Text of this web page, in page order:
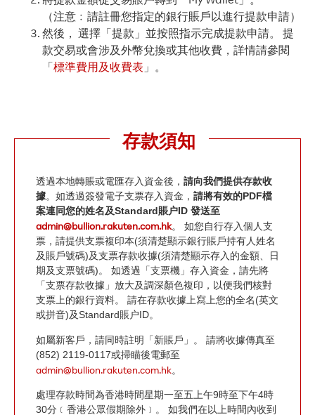
（注意﹕請註冊您指定的銀行賬戶以進行提款申請）
然後， 選擇「提款」並按照指示完成提款申請。 提
款交易或會涉及外幣兌換或其他收費，詳情請參閱
「標準費用及收費表 」。
存款須知
透過本地轉賬或電匯存入資金後， 請向我們提供存款收
據。如透過簽發電子支票存入資金， 請將有效的PDF檔
案連同您的姓名及Standard賬户ID 發送至
admin@bullion.rakuten.com.hk。 如您自行存入個人支
票，請提供支票複印本(須清楚顯示銀行賬戶持有人姓名
及賬戶號碼)及支票存款收據(須清楚顯示存入的金額、日
期及支票號碼)。 如透過「支票機」存入資金，請先將
「支票存款收據」放大及調深顏色複印，以便我們核對
支票上的銀行資料。 請在存款收據上寫上您的全名(英文
或拼音)及Standard賬户ID。
如屬新客戶，請同時註明「新賬戶」。 請將收據傳真至
(852) 2119-0117或掃瞄後電郵至
admin@bullion.rakuten.com.hk。
處理存款時間為香港時間星期一至五上午9時至下午4時
30分﹝香港公眾假期除外﹞。 如我們在以上時間內收到